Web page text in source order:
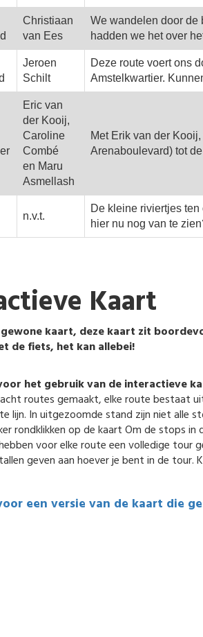
Christiaan
van Ees
We wandelen door de
hadden we het over
Jeroen
Schilt
Deze route voert ons
Amstelkwartier.
Eric van
der Kooij,
Caroline
Combé
en Maru
Asmellash
Met Erik van der
Arenaboulevard) tot
n.v.t.
De kleine riviertjes
hier nu nog van te
Kaart
kaart, deze kaart zit
de fiets, het kan allebei!
het gebruik van de interactieve
routes gemaakt, elke route bestaat
lijn. In uitgezoomde stand zijn niet alle
rondklikken op de kaart Om de stops
voor elke route een volledige tour
geven aan hoever je bent in de
een versie van de kaart die